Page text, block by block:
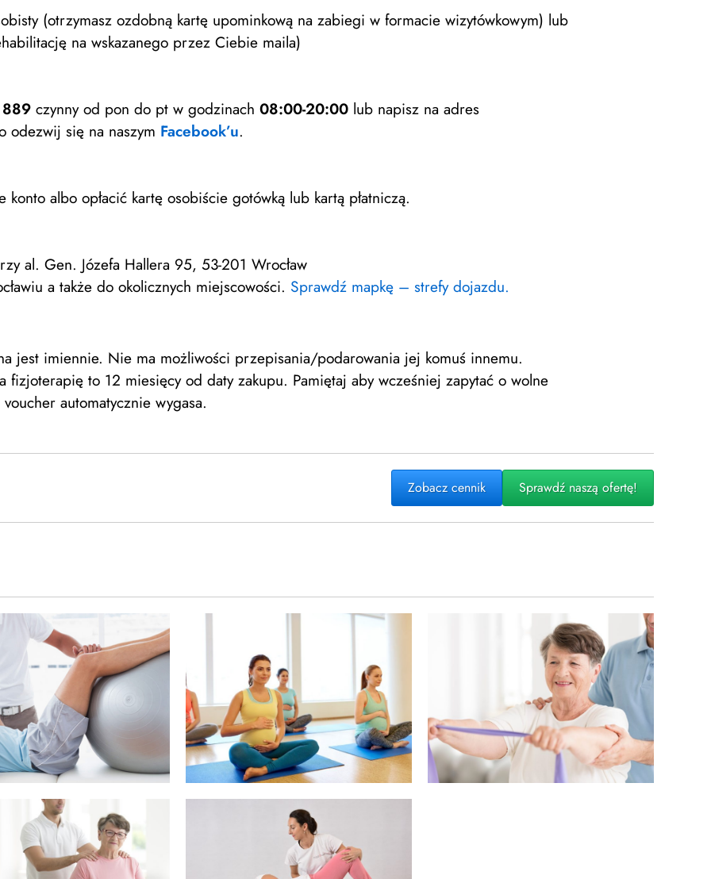
(otrzymasz ozdobną kartę upominkową na zabiegi w formacie wizytówkowym) lub
na wskazanego przez Ciebie maila)
czynny od pon do pt w godzinach 08:00-20:00 lub napisz na adres
odezwij się na naszym Facebook’u.
albo opłacić kartę osobiście gotówką lub kartą płatniczą.
al. Gen. Józefa Hallera 95, 53-201 Wrocław
a także do okolicznych miejscowości. Sprawdź mapkę – strefy dojazdu.
jest imiennie. Nie ma możliwości przepisania/podarowania jej komuś innemu.
fizjoterapię to 12 miesięcy od daty zakupu. Pamiętaj aby wcześniej zapytać o wolne
automatycznie wygasa.
Zobacz cennik Sprawdź naszą ofertę!